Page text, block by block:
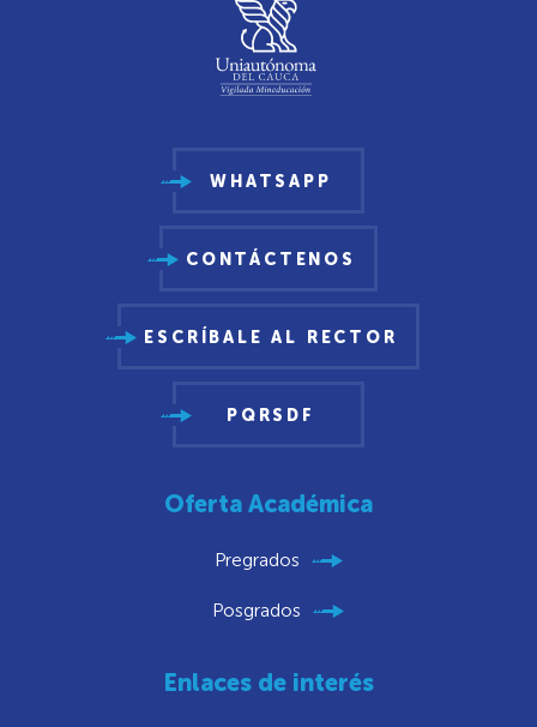
WHATSAPP
CONTÁCTENOS
ESCRÍBALE AL RECTOR
PQRSDF
Oferta Académica
Pregrados
Posgrados
Enlaces de interés